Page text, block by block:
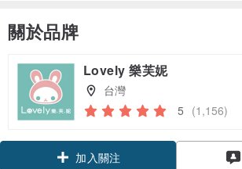
關於品牌
Lovely 樂芙妮
台灣
5 (1,156)
領優惠券